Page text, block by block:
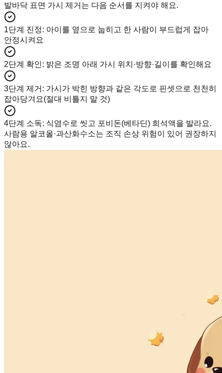
발바닥 표면 가시 제거는 다음 순서를 지켜야 해요.
1단계 진정: 아이를 옆으로 눕히고 한 사람이 부드럽게 잡아
안정시켜요
2단계 확인: 밝은 조명 아래 가시 위치·방향·길이를 확인해요
3단계 제거 : 가시가 박힌 방향과 같은 각도로 핀셋으로 천천히
잡아당겨요(절대 비틀지 말 것)
4단계 소독: 식염수로 씻고 포비돈(베타딘) 희석액을 발라요.
사람용 알코올·과산화수소는 조직 손상 위험이 있어 권장하지
않아요.